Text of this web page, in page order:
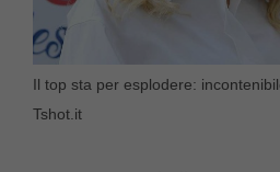
Il top sta per esplodere:
Tshot.it